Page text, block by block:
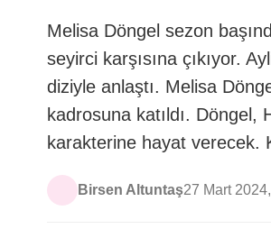
Melisa Döngel sezon
seyirci karşısına çıkıyor.
diziyle anlaştı. Melisa
kadrosuna katıldı. Döngel,
karakterine hayat
Birsen Altuntaş27 Mart